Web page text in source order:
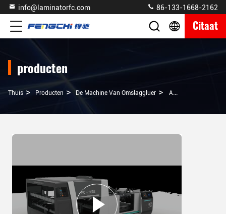
info@laminatorfc.com 86-133-1668-2162
Citaat
producten
Thuis > Producten > De Machine Van Omslaggluer > Automatische Gluermachine Voor Golvende Vouw, Vouw- En Lijmmachine 2500 Vellen Per Uur